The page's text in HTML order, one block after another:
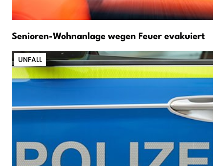
Senioren-Wohnanlage wegen Feuer evakuiert
UNFALL